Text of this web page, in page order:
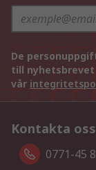
De
till
vår
Kontakta oss
0771-45